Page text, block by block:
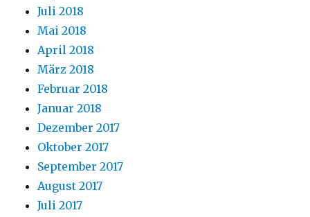
Juli 2018
Mai 2018
April 2018
März 2018
Februar 2018
Januar 2018
Dezember 2017
Oktober 2017
September 2017
August 2017
Juli 2017